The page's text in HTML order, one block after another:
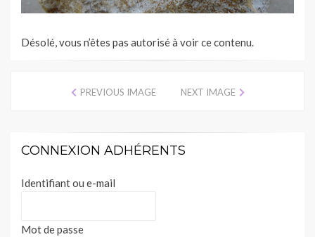
Désolé, vous n’êtes pas autorisé à voir ce contenu.
PREVIOUS IMAGE NEXT IMAGE
CONNEXION ADHÉRENTS
Identifiant ou e-mail
Mot de passe